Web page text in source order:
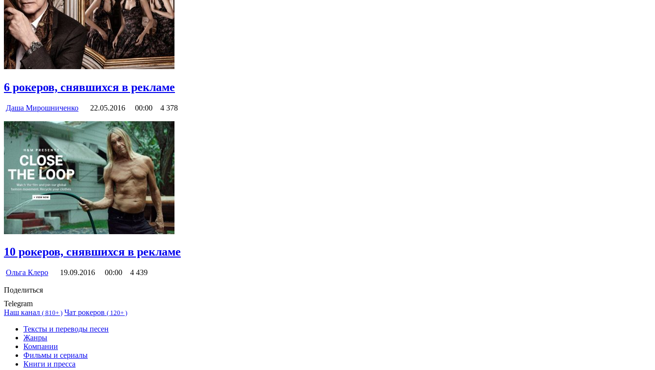
6 рокеров, снявшихся в рекламе
Даша Мирошниченко 22.05.2016 00:00 4 378
10 рокеров, снявшихся в рекламе
Ольга Клеро 19.09.2016 00:00 4 439
Поделиться
Telegram
Наш канал ( 810+ ) Чат рокеров ( 120+ )
Тексты и переводы песен
Жанры
Компании
Фильмы и сериалы
Книги и пресса